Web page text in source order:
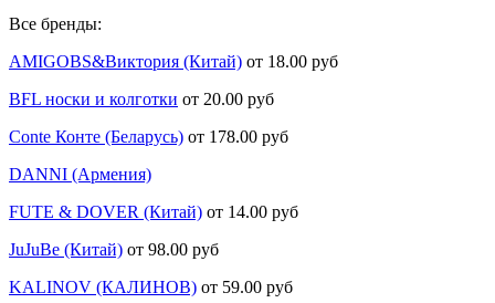
Все бренды:
AMIGOBS&Виктория (Китай) от 18.00 руб
BFL носки и колготки от 20.00 руб
Conte Конте (Беларусь) от 178.00 руб
DANNI (Армения)
FUTE & DOVER (Китай) от 14.00 руб
JuJuBe (Китай) от 98.00 руб
KALINOV (КАЛИНОВ) от 59.00 руб